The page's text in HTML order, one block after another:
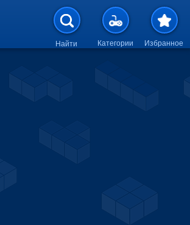
Перейти к основному
Найти Категории Избранное